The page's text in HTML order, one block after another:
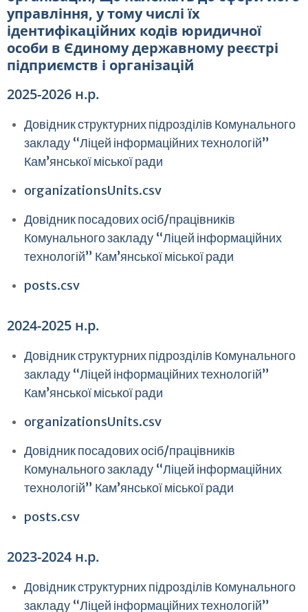
управління, у тому числі їх
ідентифікаційних кодів юридичної
особи в Єдиному державному реєстрі
підприємств і організацій
2025-2026 н.р.
Довідник структурних підрозділів Комунального
закладу “Ліцей інформаційних технологій”
Кам’янської міської ради
organizationsUnits.csv
Довідник посадових осіб/працівників
Комунального закладу “Ліцей інформаційних
технологій” Кам’янської міської ради
posts.csv
2024-2025 н.р.
Довідник структурних підрозділів Комунального
закладу “Ліцей інформаційних технологій”
Кам’янської міської ради
organizationsUnits.csv
Довідник посадових осіб/працівників
Комунального закладу “Ліцей інформаційних
технологій” Кам’янської міської ради
posts.csv
2023-2024 н.р.
Довідник структурних підрозділів Комунального
закладу “Ліцей інформаційних технологій”